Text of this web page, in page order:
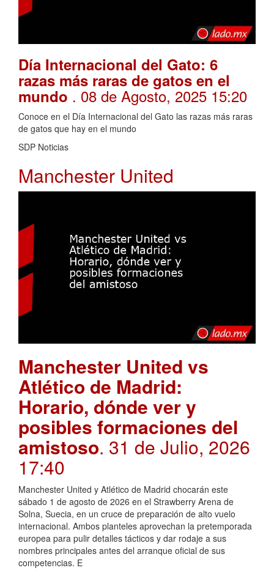
Día Internacional del Gato: 6
razas más raras de gatos en el
mundo . 08 de Agosto, 2025 15:20
Conoce en el Día Internacional del Gato las razas más raras
de gatos que hay en el mundo
SDP Noticias
Manchester United
Manchester United vs
Atlético de Madrid:
Horario, dónde ver y
posibles formaciones del
amistoso. 31 de Julio, 2026
17:40
Manchester United y Atlético de Madrid chocarán este
sábado 1 de agosto de 2026 en el Strawberry Arena de
Solna, Suecia, en un cruce de preparación de alto vuelo
internacional. Ambos planteles aprovechan la pretemporada
europea para pulir detalles tácticos y dar rodaje a sus
nombres principales antes del arranque oficial de sus
competencias. E